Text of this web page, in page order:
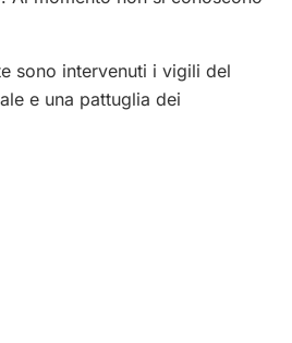
sono intervenuti i vigili del
e una pattuglia dei